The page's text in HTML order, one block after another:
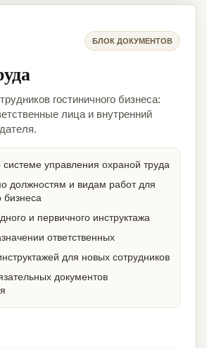
БЛОК ДОКУМЕНТОВ
гостиничного бизнеса:
лица и внутренний
управления охраной труда
должностям и видам работ для
бизнеса
и первичного инструктажа
ответственных
для новых сотрудников
документов